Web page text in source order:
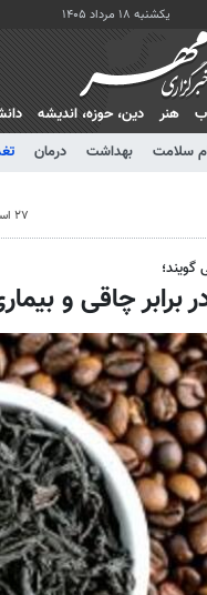
یکشنبه ۱۸ مرداد ۱۴۰۵
هنر دين، حوزه، انديشه
سلامت بهداشت درمان
۲۷ اسفند ۱۴۰۲، ۶:۳۲
برابر چاقی و